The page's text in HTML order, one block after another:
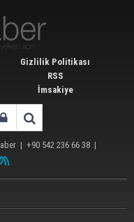
Gizlilik Politikası
RSS
İmsakiye
| +90 542 236 66 38 |